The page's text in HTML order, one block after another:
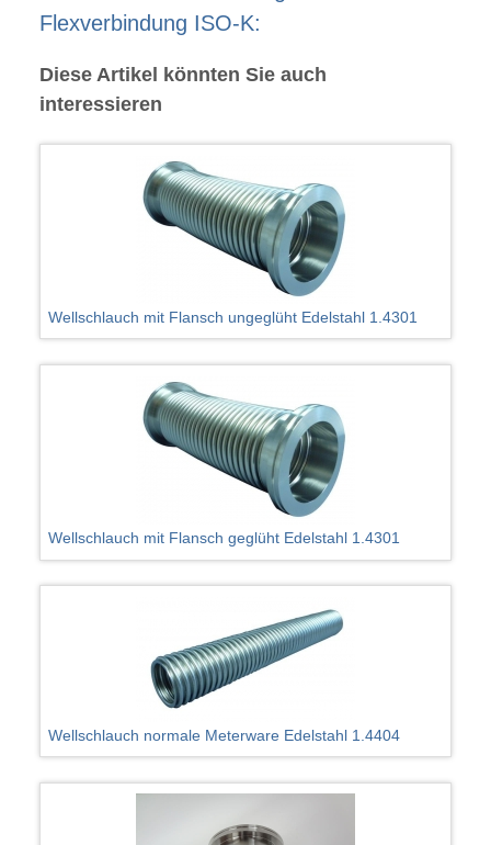
Flexverbindung ISO-K:
Diese Artikel könnten Sie auch
interessieren
Wellschlauch mit Flansch ungeglüht Edelstahl 1.4301
Wellschlauch mit Flansch geglüht Edelstahl 1.4301
Wellschlauch normale Meterware Edelstahl 1.4404